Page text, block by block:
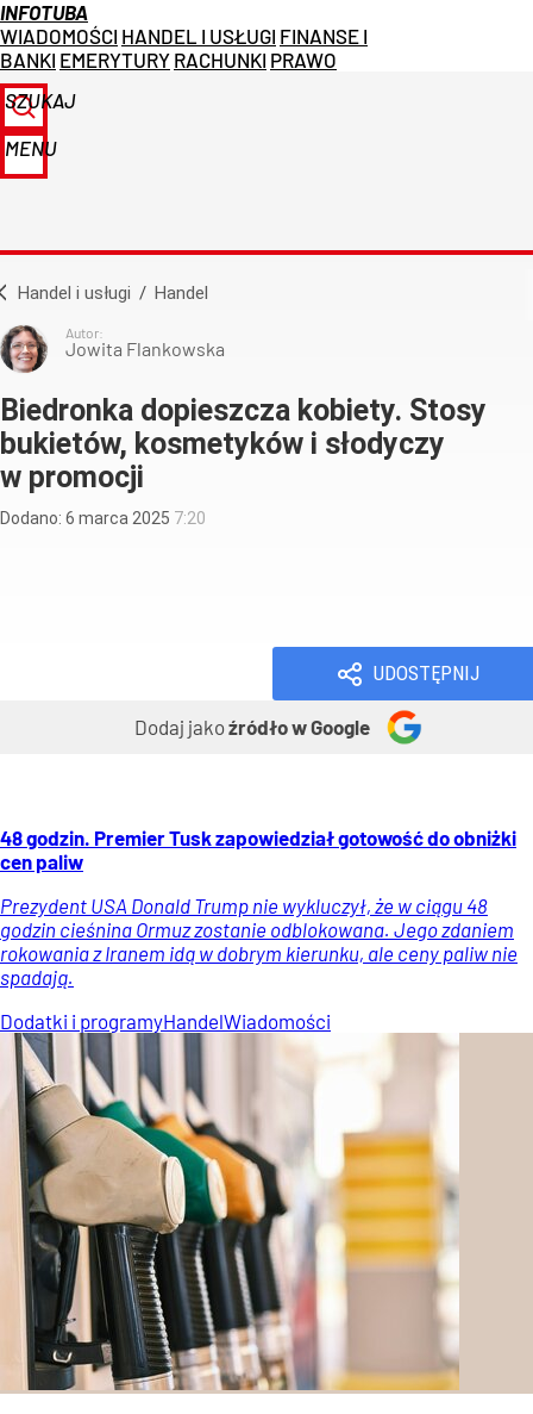
INFOTUBA
WIADOMOŚCI HANDEL I USŁUGI FINANSE I
BANKI EMERYTURY RACHUNKI PRAWO
SZUKAJ
MENU
Handel i usługi / Handel
Autor:
Jowita Flankowska
Biedronka dopieszcza kobiety. Stosy
bukietów, kosmetyków i słodyczy
w promocji
Dodano: 6 marca 2025 7:20
UDOSTĘPNIJ
Dodaj jakoźródło w Google
48 godzin. Premier Tusk zapowiedział gotowość do obniżki
cen paliw
Prezydent USA Donald Trump nie wykluczył, że w ciągu 48
godzin cieśnina Ormuz zostanie odblokowana. Jego zdaniem
rokowania z Iranem idą w dobrym kierunku, ale ceny paliw nie
spadają.
Dodatki i programyHandelWiadomości